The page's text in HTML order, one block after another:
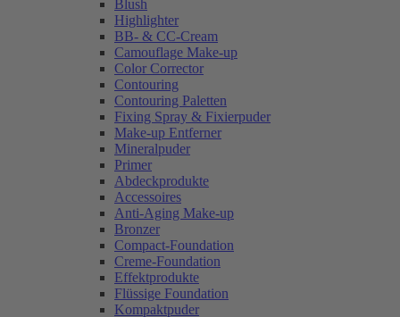
Blush
Highlighter
BB- & CC-Cream
Camouflage Make-up
Color Corrector
Contouring
Contouring Paletten
Fixing Spray & Fixierpuder
Make-up Entferner
Mineralpuder
Primer
Abdeckprodukte
Accessoires
Anti-Aging Make-up
Bronzer
Compact-Foundation
Creme-Foundation
Effektprodukte
Flüssige Foundation
Kompaktpuder